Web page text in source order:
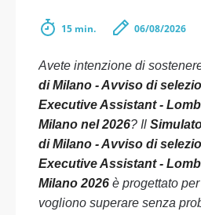
15 min. 06/08/2026
Avete intenzione di
di Milano - Avviso di
Executive Assistant -
Milano nel 2026? Il
di Milano - Avviso di
Executive Assistant -
Milano 2026 è progettato
vogliono superare senza